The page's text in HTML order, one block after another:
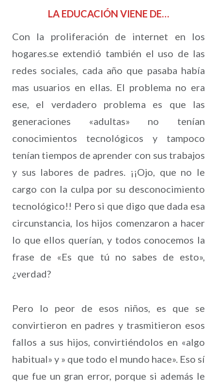
LA EDUCACIÓN VIENE DE…
Con la proliferación de internet en los
hogares.se extendió también el uso de las
redes sociales, cada año que pasaba había
mas usuarios en ellas. El problema no era
ese, el verdadero problema es que las
generaciones «adultas» no tenían
conocimientos tecnológicos y tampoco
tenían tiempos de aprender con sus trabajos
y sus labores de padres. ¡¡Ojo, que no le
cargo con la culpa por su desconocimiento
tecnológico!! Pero si que digo que dada esa
circunstancia, los hijos comenzaron a hacer
lo que ellos querían, y todos conocemos la
frase de «Es que tú no sabes de esto»,
¿verdad?
Pero lo peor de esos niños, es que se
convirtieron en padres y trasmitieron esos
fallos a sus hijos, convirtiéndolos en «algo
habitual» y » que todo el mundo hace». Eso sí
que fue un gran error, porque si además le